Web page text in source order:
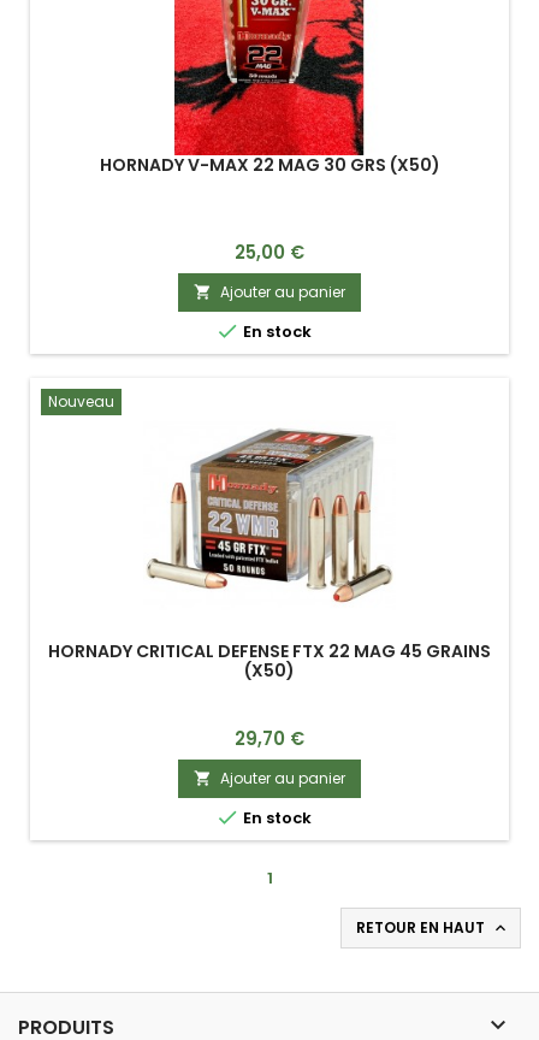
HORNADY V-MAX 22 MAG 30 GRS (X50)
Prix
25,00 €
 Ajouter au panier
 En stock
Nouveau
HORNADY CRITICAL DEFENSE FTX 22 MAG 45 GRAINS
(X50)
Prix
29,70 €
 Ajouter au panier
 En stock
1
RETOUR EN HAUT 
PRODUITS 